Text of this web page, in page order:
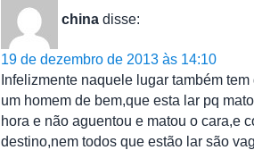
china disse:
19 de dezembro de 2013 às 14:10
Infelizmente naquele lugar também
um homem de bem,que esta lar pq
hora e não aguentou e matou o cara,e
destino,nem todos que estão lar são